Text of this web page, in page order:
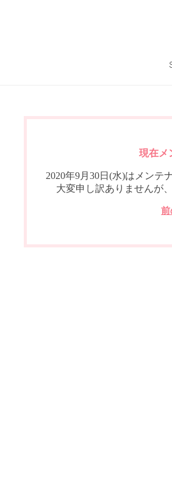
現在メ
2020年9月30日(水)はメンテ
大変申し訳ありませんが
前